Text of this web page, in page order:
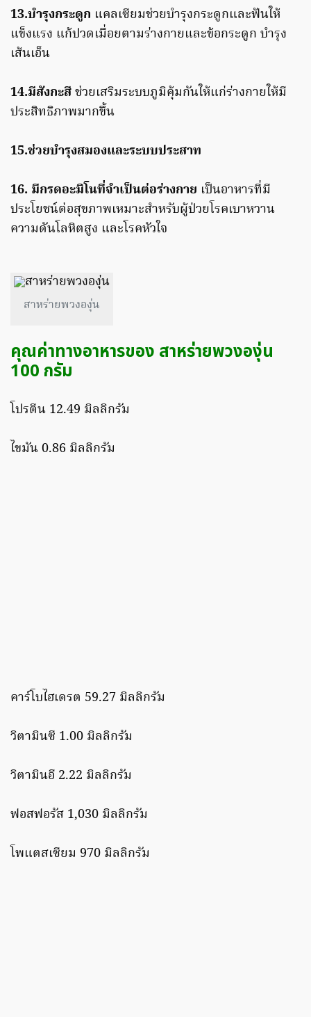
13.บำรุงกระดูก แคลเซียมช่วยบำรุงกระดูกและฟันให้
แข็งแรง แก้ปวดเมื่อยตามร่างกายและข้อกระดูก บำรุง
เส้นเอ็น
14.มีสังกะสีช่วยเสริมระบบภูมิคุ้มกันให้แก่ร่างกายให้มี
ประสิทธิภาพมากขึ้น
15.ช่วยบำรุงสมองและระบบประสาท
16. มีกรดอะมิโนที่จำเป็นต่อร่างกาย เป็นอาหารที่มี
ประโยชน์ต่อสุขภาพเหมาะสำหรับผู้ป่วยโรคเบาหวาน
ความดันโลหิตสูง และโรคหัวใจ
สาหร่ายพวงองุ่น
คุณค่าทางอาหารของ สาหร่ายพวงองุ่น
100 กรัม
โปรตีน 12.49 มิลลิกรัม
ไขมัน 0.86 มิลลิกรัม
คาร์โบไฮเดรต 59.27 มิลลิกรัม
วิตามินซี 1.00 มิลลิกรัม
วิตามินอี 2.22 มิลลิกรัม
ฟอสฟอรัส 1,030 มิลลิกรัม
โพแตสเซียม 970 มิลลิกรัม